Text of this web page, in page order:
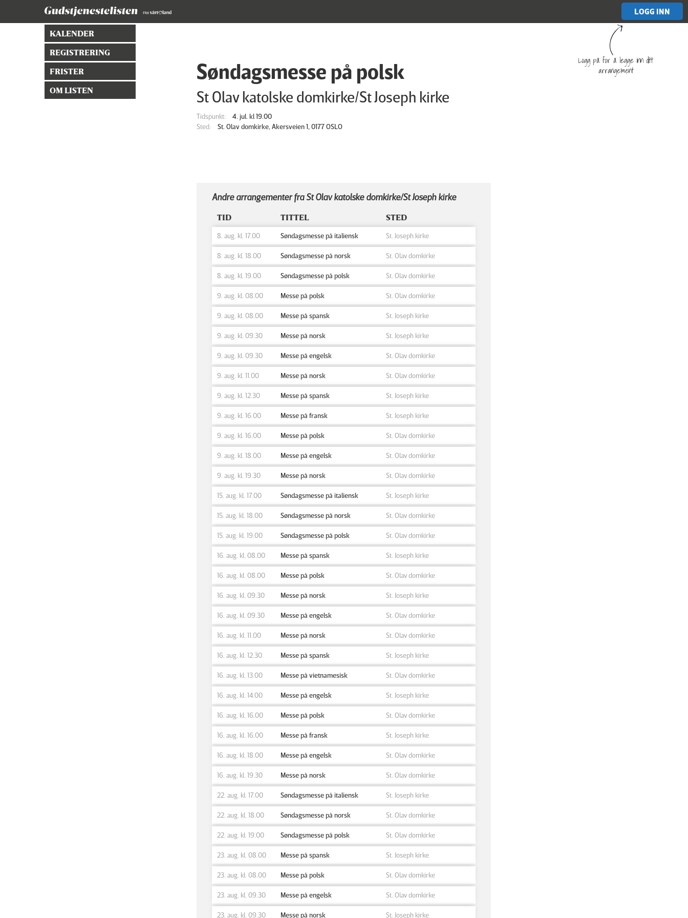
LOGG INN
Logg på for å legge inn ditt
arrangement
KALENDER
REGISTRERING
FRISTER
OM LISTEN
Søndagsmesse på polsk
St Olav katolske domkirke/St Joseph kirke
Tidspunkt:
4. jul. kl 19.00
Sted:
St. Olav domkirke, Akersveien 1, 0177 OSLO
Andre arrangementer fra St Olav katolske domkirke/St Joseph kirke
TID TITTEL STED
8. aug. kl. 17.00 Søndagsmesse på italiensk St. Joseph kirke
8. aug. kl. 18.00 Søndagsmesse på norsk St. Olav domkirke
8. aug. kl. 19.00 Søndagsmesse på polsk St. Olav domkirke
9. aug. kl. 08.00 Messe på polsk St. Olav domkirke
9. aug. kl. 08.00 Messe på spansk St. Joseph kirke
9. aug. kl. 09.30 Messe på norsk St. Joseph kirke
9. aug. kl. 09.30 Messe på engelsk St. Olav domkirke
9. aug. kl. 11.00 Messe på norsk St. Olav domkirke
9. aug. kl. 12.30 Messe på spansk St. Joseph kirke
9. aug. kl. 16.00 Messe på fransk St. Joseph kirke
9. aug. kl. 16.00 Messe på polsk St. Olav domkirke
9. aug. kl. 18.00 Messe på engelsk St. Olav domkirke
9. aug. kl. 19.30 Messe på norsk St. Olav domkirke
15. aug. kl. 17.00 Søndagsmesse på italiensk St. Joseph kirke
15. aug. kl. 18.00 Søndagsmesse på norsk St. Olav domkirke
15. aug. kl. 19.00 Søndagsmesse på polsk St. Olav domkirke
16. aug. kl. 08.00 Messe på spansk St. Joseph kirke
16. aug. kl. 08.00 Messe på polsk St. Olav domkirke
16. aug. kl. 09.30 Messe på norsk St. Joseph kirke
16. aug. kl. 09.30 Messe på engelsk St. Olav domkirke
16. aug. kl. 11.00 Messe på norsk St. Olav domkirke
16. aug. kl. 12.30 Messe på spansk St. Joseph kirke
16. aug. kl. 13.00 Messe på vietnamesisk St. Olav domkirke
16. aug. kl. 14.00 Messe på engelsk St. Joseph kirke
16. aug. kl. 16.00 Messe på polsk St. Olav domkirke
16. aug. kl. 16.00 Messe på fransk St. Joseph kirke
16. aug. kl. 18.00 Messe på engelsk St. Olav domkirke
16. aug. kl. 19.30 Messe på norsk St. Olav domkirke
22. aug. kl. 17.00 Søndagsmesse på italiensk St. Joseph kirke
22. aug. kl. 18.00 Søndagsmesse på norsk St. Olav domkirke
22. aug. kl. 19.00 Søndagsmesse på polsk St. Olav domkirke
23. aug. kl. 08.00 Messe på spansk St. Joseph kirke
23. aug. kl. 08.00 Messe på polsk St. Olav domkirke
23. aug. kl. 09.30 Messe på engelsk St. Olav domkirke
23. aug. kl. 09.30 Messe på norsk St. Joseph kirke